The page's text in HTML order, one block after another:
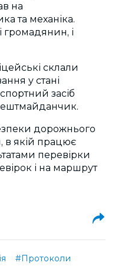
на
та механіка.
громадянин, і
склали
у стані
засіб
дорожнього
в якій працює
перевірки
і на маршрут
#Протоколи